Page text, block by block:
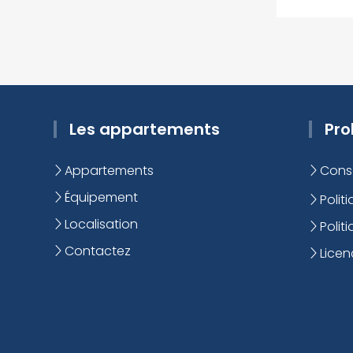
Les appartements
Appartements
Équipement
Localisation
Contactez